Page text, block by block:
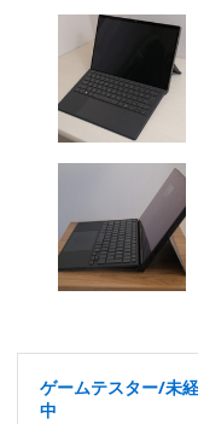
ゲームテスター/未
中